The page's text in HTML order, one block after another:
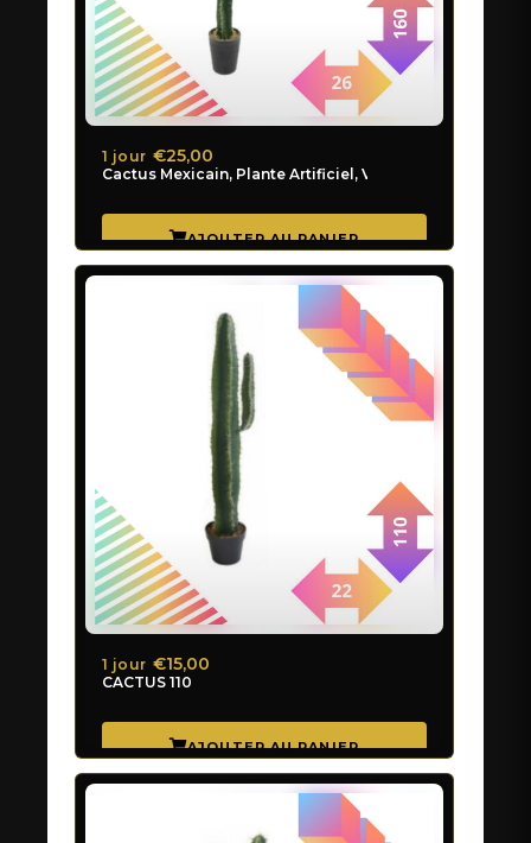
Cactus Mexicain, Plante Artificiel, Verte, 160cm
1 jour €25,00
CACTUS 110
1 jour €15,00